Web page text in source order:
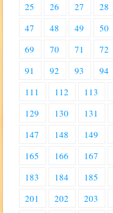
25
26 27 28
47
48 49 50
69
70 71 72
91
92 93 94
111
112 113
129
130 131
147
148 149
165
166 167
183
184 185
201
202 203